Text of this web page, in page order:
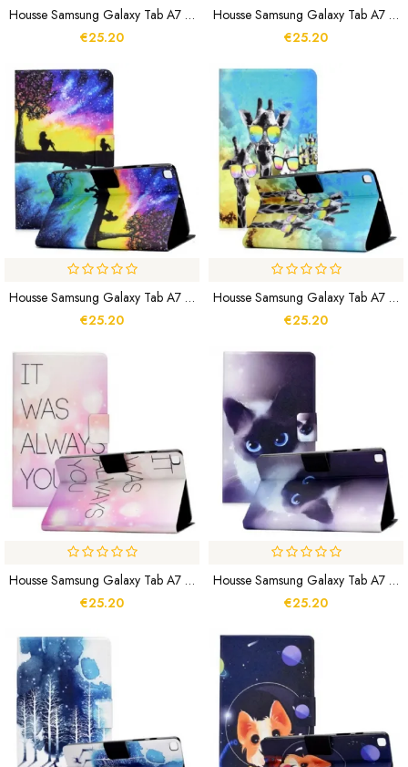
Housse Samsung Galaxy Tab A7 Lite Rêve De Chaton
€25.20
Housse Samsung Galaxy Tab A7 Lite Panda Coeur
€25.20
Housse Samsung Galaxy Tab A7 Lite Rêverie Sous L'Arbre
€25.20
Housse Samsung Galaxy Tab A7 Lite Funky Girafes
€25.20
Housse Samsung Galaxy Tab A7 Lite It Was Always You
€25.20
Housse Samsung Galaxy Tab A7 Lite Chat Yeux Bleus
€25.20